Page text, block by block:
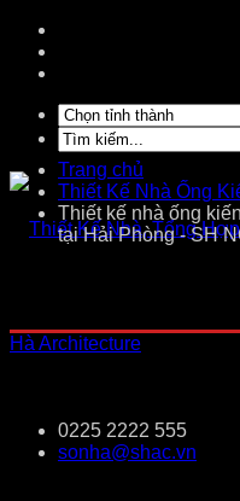
0225 2222 555
sonha@shac.vn
Trang chủ
Thiết Kế Nhà Ống
Thiết kế nhà ống
tại Hải Phòng - SH